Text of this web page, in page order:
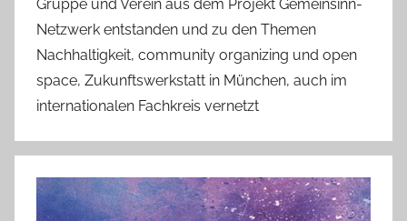
Gruppe und Verein aus dem Projekt Gemeinsinn-
Netzwerk entstanden und zu den Themen
Nachhaltigkeit, community organizing und open
space, Zukunftswerkstatt in München, auch im
internationalen Fachkreis vernetzt